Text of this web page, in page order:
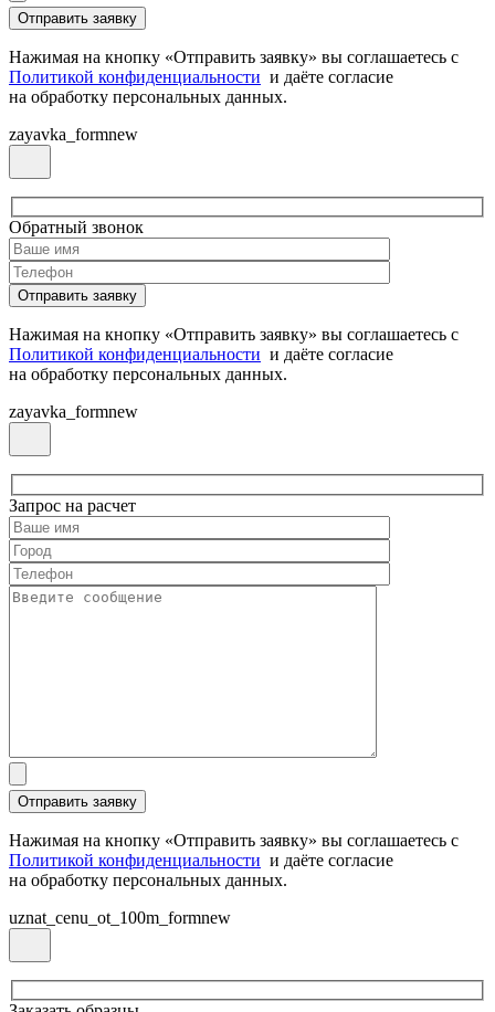
Нажимая на кнопку «Отправить заявку» вы соглашаетесь с
Политикой конфиденциальности и даёте согласие
на обработку персональных данных.
zayavka_formnew
Обратный звонок
Нажимая на кнопку «Отправить заявку» вы соглашаетесь с
Политикой конфиденциальности и даёте согласие
на обработку персональных данных.
zayavka_formnew
Запрос на расчет
Нажимая на кнопку «Отправить заявку» вы соглашаетесь с
Политикой конфиденциальности и даёте согласие
на обработку персональных данных.
uznat_cenu_ot_100m_formnew